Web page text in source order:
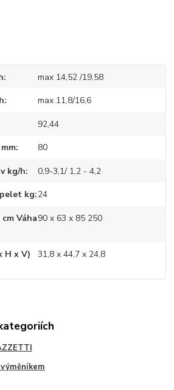
max 14,52 /19,58
max 11,8/16,6
92,44
80
kg/h 0,9-3,1/ 1,2 - 4,2
kg 24
Váha90 x 63 x 85 250
H x V)
31,8 x 44,7 x 24,8